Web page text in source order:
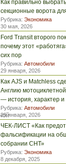
Как правильно
секционные ворота
Рубрика: Экономика
30 мая, 2026
Ford Transit второго
почему этот
сих пор
Рубрика: Автомобили
29 января, 2026
Как AJS и Matchless
Англию
— история, характер и
Рубрика: Автомобили
29 января, 2026
ЧЕК-ЛИСТ «Как
фальсификации на
собрании СНТ»
Рубрика: Экономика
8 декабря, 2025